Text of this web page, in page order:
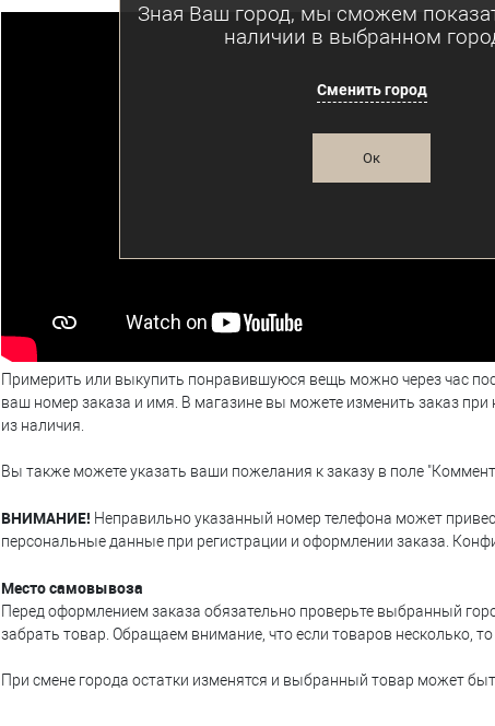
Зная Ваш город, мы сможем
наличии в выбранном
Сменить город
Ок
Примерить или выкупить понравившуюся вещь можно через час
ваш номер заказа и имя. В магазине вы можете изменить заказ
из наличия.
Вы также можете указать ваши пожелания к заказу в поле
ВНИМАНИЕ! Неправильно указанный номер телефона может
персональные данные при регистрации и оформлении заказа.
Место самовывоза
Перед оформлением заказа обязательно проверьте выбранный
забрать товар. Обращаем внимание, что если товаров несколько,
При смене города остатки изменятся и выбранный товар может